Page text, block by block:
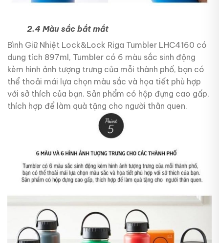
2.4 Màu sắc bắt mắt
Bình Giữ Nhiệt Lock&Lock Riga Tumbler LHC4160 có
dung tích 897ml, Tumbler có 6 màu sắc sinh động
kèm hình ảnh tượng trưng của mỗi thành phố, bạn có
thể thoải mái lựa chọn màu sắc và họa tiết phù hợp
với sở thích của bạn. Sản phẩm có hộp đựng cao gấp,
thích hợp để làm quà tặng cho người thân quen.